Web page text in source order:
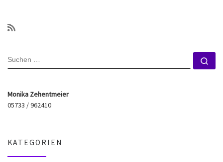
SUCHE
Monika Zehentmeier
05733 / 962410
KATEGORIEN